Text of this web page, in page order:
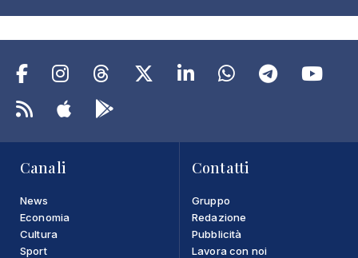
Canali
News
Economia
Cultura
Sport
Contatti
Gruppo
Redazione
Pubblicità
Lavora con noi